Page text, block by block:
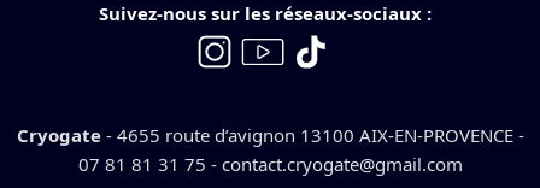
Suivez-nous sur les réseaux-sociaux :
Cryogate- 4655 route d’avignon 13100 AIX-EN-PROVENCE -
07 81 81 31 75 - contact.cryogate@gmail.com